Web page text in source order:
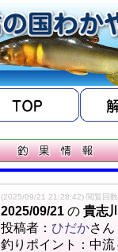
(2025/09/21 21:28:42) 閲覧回
2025/09/21 の 貴志川
投稿者： ひだかさん
釣りポイント：中流